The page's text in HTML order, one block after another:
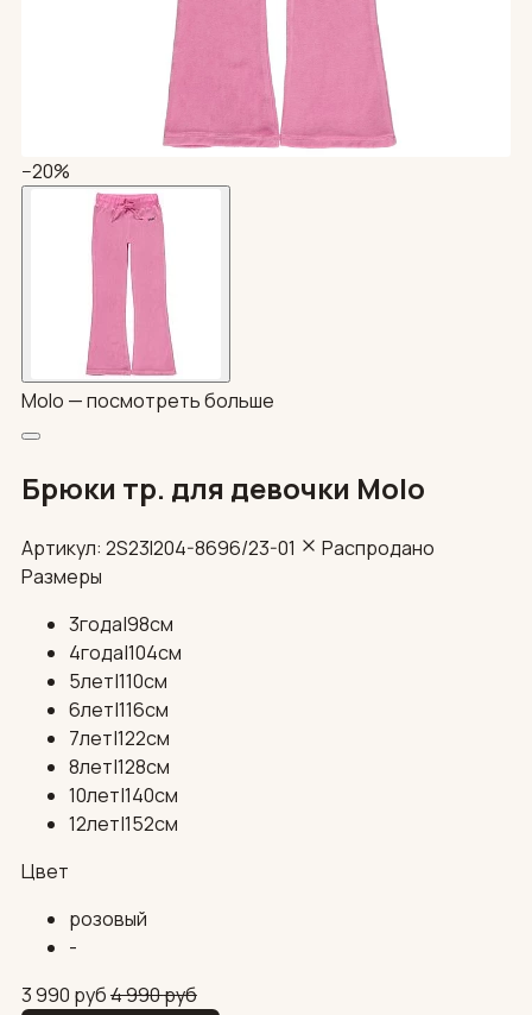
−20%
Molo —посмотреть больше
Брюки тр. для девочки Molo
Артикул: 2S23I204-8696/23-01
Распродано
Размеры
3года|98см
4года|104см
5лет|110см
6лет|116см
7лет|122см
8лет|128см
10лет|140см
12лет|152см
Цвет
розовый
-
3 990 руб4 990руб